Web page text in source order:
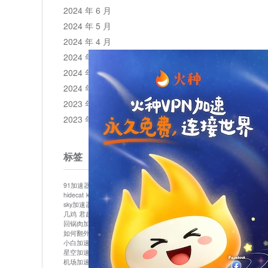
2024 年 6 月
2024 年 5 月
2024 年 4 月
2024 年 3 月
2024 年 2 月
2024 年 1 月
2023 年 12 月
2023 年 11 月
标签
91加速器 bluelayer加速器
clash节点
hidecat kuai500 panda加速器
plex加速器
sky加速器
telegram加速器 中信加速器
云梯加速器
几鸡 君越加速器 哔咔漫画加速器
唐师傅加速器
回锅肉加速器
坚果加速器 壹点加速器
如何翻外墙网站 小哈vp加速器
小火箭加速器
小白加速器
布谷vp加速器 心阶云 快连
星空加速器
最新版clash安卓下载
月光加速器
机场加速器
松果云 极快加速器
梯子加速器